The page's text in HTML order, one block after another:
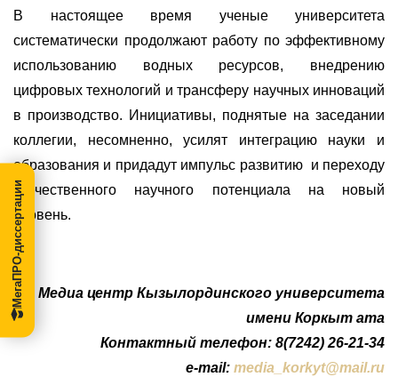
В настоящее время ученые университета
систематически продолжают работу по эффективному
использованию водных ресурсов, внедрению
цифровых технологий и трансферу научных инноваций
в производство. Инициативы, поднятые на заседании
коллегии, несомненно, усилят интеграцию науки и
образования и придадут импульс развитию и переходу
отечественного научного потенциала на новый
уровень.
Медиа центр Кызылординского университета
имени Коркыт ата
Контактный телефон: 8(7242) 26-21-34
e-mail: media_korkyt@mail.ru
МегаПРО-диссертации